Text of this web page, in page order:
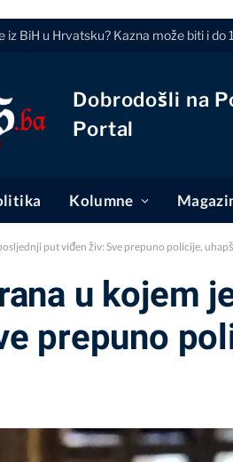
iz BiH u Hrvatsku? Kazna može biti i do
Dobrodošli na
Portal
Kolumne
put viđen živ: Sve prepuno policije,
u kojem
prepuno